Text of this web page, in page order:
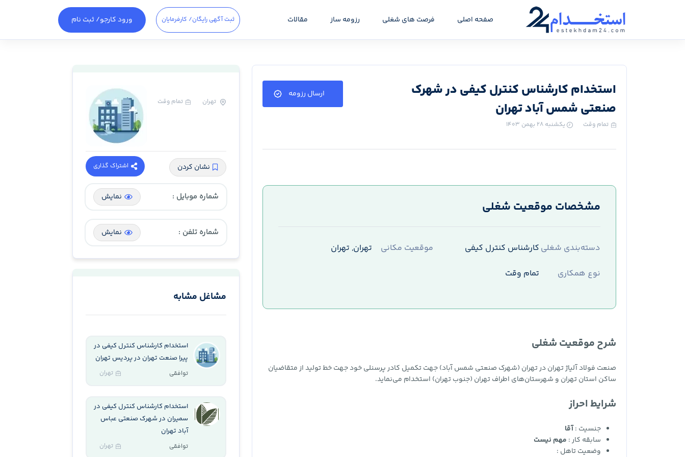
صفحه اصلی فرصت های شغلی رزومه ساز مقالات ثبت آگهی رایگان/ کارفرمایان ورود کارجو/ ثبت نام
استخدام کارشناس کنترل کیفی در شهرک
صنعتی شمس آباد تهران
تمام وقت یکشنبه ۲۸ بهمن ۱۴۰۳
ارسال رزومه
مشخصات موقعیت شغلی
دسته‌بندی شغلی کارشناس کنترل کیفی موقعیت مکانی
تهران, تهران
نوع همکاری
تمام وقت
شرح موقعیت شغلی
صنعت فولاد آلیاژ تهران در تهران (شهرک صنعتی شمس آباد) جهت تکمیل کادر پرسنلی خود جهت خط تولید از متقاضیان
ساکن استان تهران و شهرستان‌های اطراف تهران (جنوب تهران) استخدام می‌نماید.
شرایط احراز
جنسیت :آقا
سابقه کار : مهم نیست
وضعیت تاهل :
تهران تمام وقت
نشان کردن اشتراک گذاری
شماره موبایل : نمایش
شماره تلفن : نمایش
مشاغل مشابه
استخدام کارشناس کنترل کیفی در
پیرا صنعت تهران در پردیس تهران
توافقی تهران
استخدام کارشناس کنترل کیفی در
سمیران در شهرک صنعتی عباس
آباد تهران
توافقی تهران